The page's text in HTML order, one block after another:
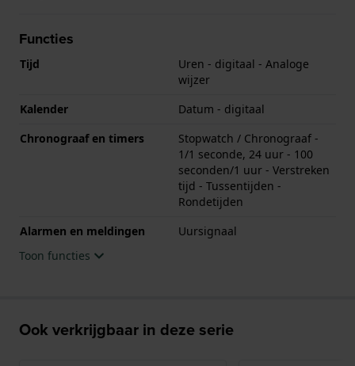
Functies
Tijd
Uren - digitaal - Analoge
wijzer
Kalender
Datum - digitaal
Chronograaf en timers
Stopwatch / Chronograaf -
1/1 seconde, 24 uur - 100
seconden/1 uur - Verstreken
tijd - Tussentijden -
Rondetijden
Alarmen en meldingen
Uursignaal
Toon functies
Ook verkrijgbaar in deze serie